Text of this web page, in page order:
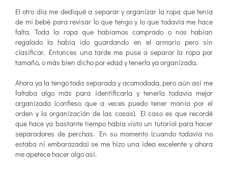
El otro día me dediqué a separar y organizar la ropa que tenía
de mi bebé para revisar lo que tengo y lo que todavía me hace
falta. Toda la ropa que habíamos comprado o nos habían
regalado la había ido guardando en el armario pero sin
clasificar. Entonces una tarde me puse a separar la ropa por
tamaño, o más bien dicho por edad y tenerla ya organizada.
Ahora ya la tengo toda separada y acomodada, pero aún así me
faltaba algo más para identificarla y tenerla todavía mejor
organizada (confieso que a veces puedo tener manía por el
orden y la organización de las cosas). El caso es que recordé
que hace ya bastante tiempo había visto un tutorial para hacer
separadores de perchas. En su momento (cuando todavía no
estaba ni embarazada) se me hizo una idea excelente y ahora
me apetece hacer algo así.